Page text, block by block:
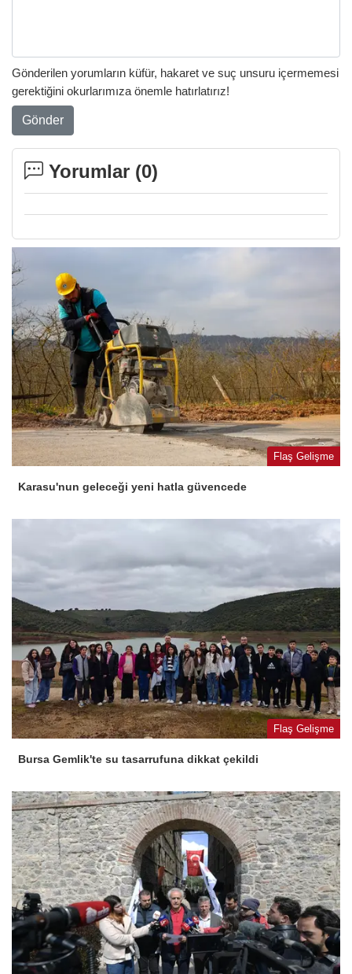
Gönderilen yorumların küfür, hakaret ve suç unsuru içermemesi
gerektiğini okurlarımıza önemle hatırlatırız!
Gönder
Yorumlar (0)
Flaş Gelişme
Karasu'nun geleceği yeni hatla güvencede
Flaş Gelişme
Bursa Gemlik'te su tasarrufuna dikkat çekildi